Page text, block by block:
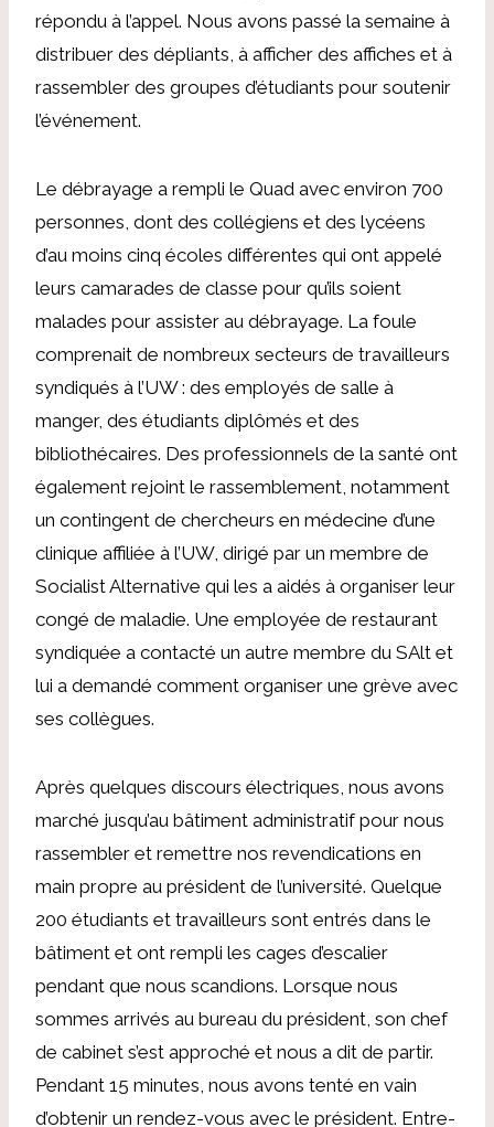
répondu à l’appel. Nous avons passé la semaine à
distribuer des dépliants, à afficher des affiches et à
rassembler des groupes d’étudiants pour soutenir
l’événement.
Le débrayage a rempli le Quad avec environ 700
personnes, dont des collégiens et des lycéens
d’au moins cinq écoles différentes qui ont appelé
leurs camarades de classe pour qu’ils soient
malades pour assister au débrayage. La foule
comprenait de nombreux secteurs de travailleurs
syndiqués à l’UW : des employés de salle à
manger, des étudiants diplômés et des
bibliothécaires. Des professionnels de la santé ont
également rejoint le rassemblement, notamment
un contingent de chercheurs en médecine d’une
clinique affiliée à l’UW, dirigé par un membre de
Socialist Alternative qui les a aidés à organiser leur
congé de maladie. Une employée de restaurant
syndiquée a contacté un autre membre du SAlt et
lui a demandé comment organiser une grève avec
ses collègues.
Après quelques discours électriques, nous avons
marché jusqu’au bâtiment administratif pour nous
rassembler et remettre nos revendications en
main propre au président de l’université. Quelque
200 étudiants et travailleurs sont entrés dans le
bâtiment et ont rempli les cages d’escalier
pendant que nous scandions. Lorsque nous
sommes arrivés au bureau du président, son chef
de cabinet s’est approché et nous a dit de partir.
Pendant 15 minutes, nous avons tenté en vain
d’obtenir un rendez-vous avec le président. Entre-